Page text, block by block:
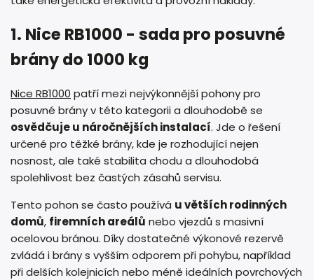
1. Nice RB1000 - sada pro posuvné
brány do 1000 kg
Nice RB1000 patří mezi nejvýkonnější pohony pro
posuvné brány v této kategorii a dlouhodobě se
osvědčuje u náročnějších instalací. Jde o řešení
určené pro těžké brány, kde je rozhodující nejen
nosnost, ale také stabilita chodu a dlouhodobá
spolehlivost bez častých zásahů servisu.
Tento pohon se často používá u větších rodinných
domů, firemních areálů nebo vjezdů s masivní
ocelovou bránou. Díky dostatečné výkonové rezervě
zvládá i brány s vyšším odporem při pohybu, například
při delších kolejnicích nebo méně ideálních povrchových